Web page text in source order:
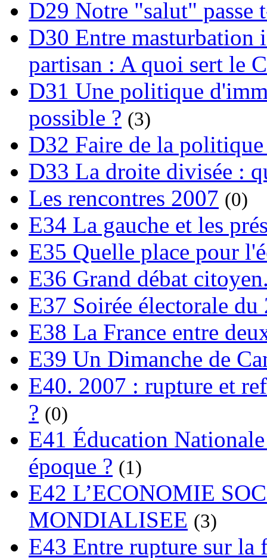
D29 Notre "salut" passe
D30 Entre masturbation
partisan : A quoi sert le
D31 Une politique
possible ? (3)
D32 Faire de la
D33 La droite divisée :
Les rencontres 2007 (0)
E34 La gauche et les
E35 Quelle place pour
E36 Grand débat
E37 Soirée électorale
E38 La France entre
E39 Un Dimanche de
E40. 2007 : rupture et
? (0)
E41 Éducation
époque ? (1)
E42 L’ECONOMIE
MONDIALISEE (3)
E43 Entre rupture sur